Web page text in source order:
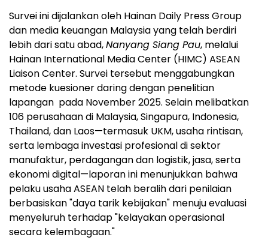
Survei ini dijalankan oleh Hainan Daily Press Group
dan media keuangan Malaysia yang telah berdiri
lebih dari satu abad,Nanyang Siang Pau, melalui
Hainan International Media Center (HIMC) ASEAN
Liaison Center. Survei tersebut menggabungkan
metode kuesioner daring dengan penelitian
lapangan pada November 2025. Selain melibatkan
106 perusahaan di Malaysia, Singapura, Indonesia,
Thailand, dan Laos—termasuk UKM, usaha rintisan,
serta lembaga investasi profesional di sektor
manufaktur, perdagangan dan logistik, jasa, serta
ekonomi digital—laporan ini menunjukkan bahwa
pelaku usaha ASEAN telah beralih dari penilaian
berbasiskan "daya tarik kebijakan" menuju evaluasi
menyeluruh terhadap "kelayakan operasional
secara kelembagaan."